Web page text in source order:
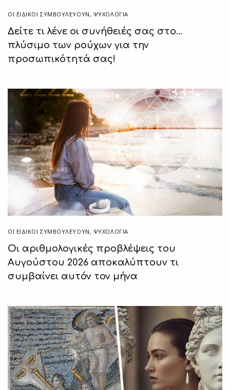
ΟΙ ΕΙΔΙΚΟΊ ΣΥΜΒΟΥΛΕΎΟΥΝ , ΨΥΧΟΛΟΓΙΑ
Δείτε τι λένε οι συνήθειές σας στο…
πλύσιμο των ρούχων για την
προσωπικότητά σας!
ΟΙ ΕΙΔΙΚΟΊ ΣΥΜΒΟΥΛΕΎΟΥΝ , ΨΥΧΟΛΟΓΙΑ
Οι αριθμολογικές προβλέψεις του
Αυγούστου 2026 αποκαλύπτουν τι
συμβαίνει αυτόν τον μήνα